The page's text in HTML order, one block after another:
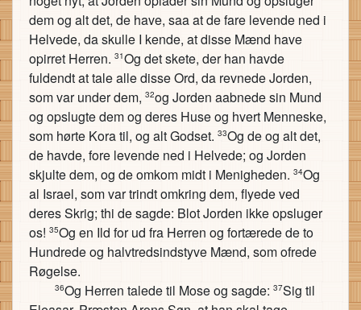
dem og alt det, de have, saa at de fare levende ned i
Helvede, da skulle I kende, at disse Mænd have
opirret Herren. 31Og det skete, der han havde
fuldendt at tale alle disse Ord, da revnede Jorden,
som var under dem, 32og Jorden aabnede sin Mund
og opslugte dem og deres Huse og hvert Menneske,
som hørte Kora til, og alt Godset. 33Og de og alt det,
de havde, fore levende ned i Helvede; og Jorden
skjulte dem, og de omkom midt i Menigheden. 34Og
al Israel, som var trindt omkring dem, flyede ved
deres Skrig; thi de sagde: Blot Jorden ikke opsluger
os! 35Og en Ild for ud fra Herren og fortærede de to
Hundrede og halvtredsindstyve Mænd, som ofrede
Røgelse.
36Og Herren talede til Mose og sagde: 37Sig til